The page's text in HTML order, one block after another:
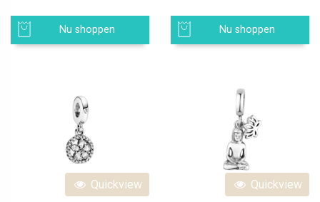
Nu shoppen Nu shoppen
Quickview Quickview